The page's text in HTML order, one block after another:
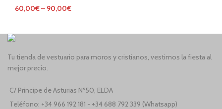
60,00€– 90,00€
Tu tienda de vestuario para moros y cristianos, vestimos la fiesta al
mejor precio.
C/ Principe de Asturias Nº50, ELDA
Teléfono: +34 966 192 181 - +34 688 792 339 (Whatsapp)